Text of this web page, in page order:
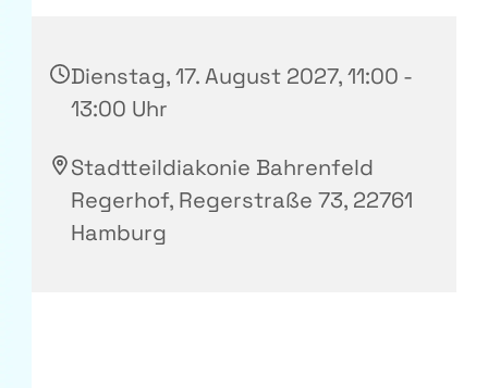
Dienstag, 17. August 2027, 11:00 -
13:00 Uhr
Stadtteildiakonie Bahrenfeld
Regerhof, Regerstraße 73, 22761
Hamburg